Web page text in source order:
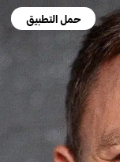
حمل التطبيق